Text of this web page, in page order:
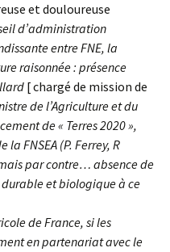
et douloureuse
d’administration
entre FNE, la
raisonnée : présence
[ chargé de mission de
de l’Agriculture et du
de « Terres 2020 »,
FNSEA (P. Ferrey, R
par contre… absence de
et biologique à ce
de France, si les
en partenariat avec le